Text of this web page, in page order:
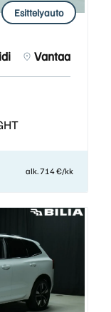
Esittelyauto
Vantaa
alk. 714 €/kk